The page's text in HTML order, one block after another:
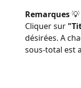
Remarques 💡
Cliquer sur
désirées. A
sous-total est